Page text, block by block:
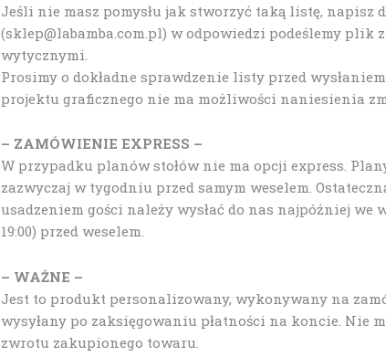
Jeśli nie masz pomysłu jak stworzyć taką listę, napisz
(sklep@labamba.com.pl) w odpowiedzi podeślemy plik
wytycznymi.
Prosimy o dokładne sprawdzenie listy przed
projektu graficznego nie ma możliwości naniesienia
– ZAMÓWIENIE EXPRESS –
W przypadku planów stołów nie ma opcji express.
zazwyczaj w tygodniu przed samym weselem.
usadzeniem gości należy wysłać do nas najpóźniej we
19:00) przed weselem.
– WAŻNE –
Jest to produkt personalizowany, wykonywany na
wysyłany po zaksięgowaniu płatności na koncie. Nie
zwrotu zakupionego towaru.